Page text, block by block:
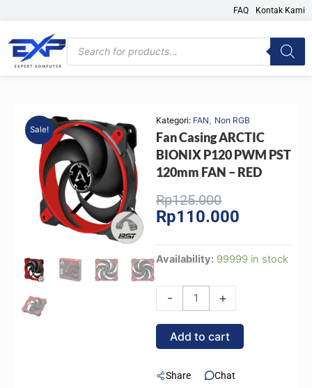
content
FAQ Kontak Kami
Products
search
Sale!
Kategori: FAN, Non RGB
Fan Casing ARCTIC
BIONIX P120 PWM PST
120mm FAN – RED
Rp125.000Original
price
Rp110.000
Availability: 99999 in stock
-
Fan
BIONIX
P120
PWM
120mm
+
Add to cart
Share Chat